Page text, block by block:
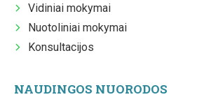
Vidiniai mokymai
Nuotoliniai mokymai
Konsultacijos
NAUDINGOS NUORODOS